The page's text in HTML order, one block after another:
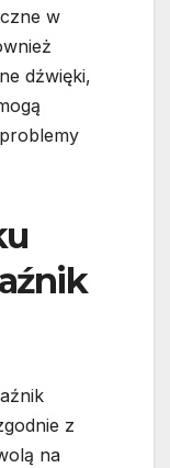
w
dźwięki,
z
na